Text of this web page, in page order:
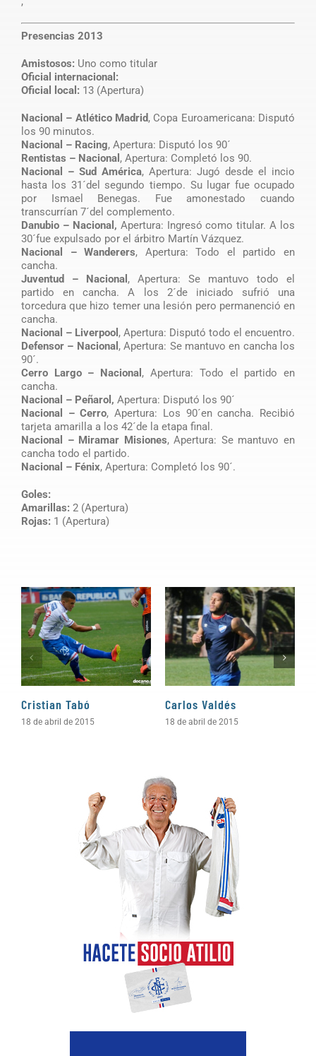
Presencias 2013
Amistosos: Uno como titular
Oficial internacional:
Oficial local:13 (Apertura)
Nacional – Atlético Madrid, Copa Euroamericana: Disputó
los 90 minutos.
Nacional – Racing, Apertura: Disputó los 90´
Rentistas – Nacional , Apertura: Completó los 90.
Nacional – Sud América, Apertura: Jugó desde el incio
hasta los 31´del segundo tiempo. Su lugar fue ocupado
por Ismael Benegas. Fue amonestado cuando
transcurrían 7´del complemento.
Danubio – Nacional, Apertura: Ingresó como titular. A los
30´fue expulsado por el árbitro Martín Vázquez.
Nacional – Wanderers, Apertura: Todo el partido en
cancha.
Juventud – Nacional , Apertura: Se mantuvo todo el
partido en cancha. A los 2´de iniciado sufrió una
torcedura que hizo temer una lesión pero permanenció en
cancha.
Nacional – Liverpool , Apertura: Disputó todo el encuentro.
Defensor – Nacional , Apertura: Se mantuvo en cancha los
90´.
Cerro Largo – Nacional , Apertura: Todo el partido en
cancha.
Nacional – Peñarol, Apertura: Disputó los 90´
Nacional – Cerro, Apertura: Los 90´en cancha. Recibió
tarjeta amarilla a los 42´de la etapa final.
Nacional – Miramar Misiones, Apertura: Se mantuvo en
cancha todo el partido.
Nacional – Fénix, Apertura: Completó los 90´.
Goles:
Amarillas:2 (Apertura)
Rojas: 1 (Apertura)
Cristian Tabó
18 de abril de 2015
Carlos Valdés
18 de abril de 2015